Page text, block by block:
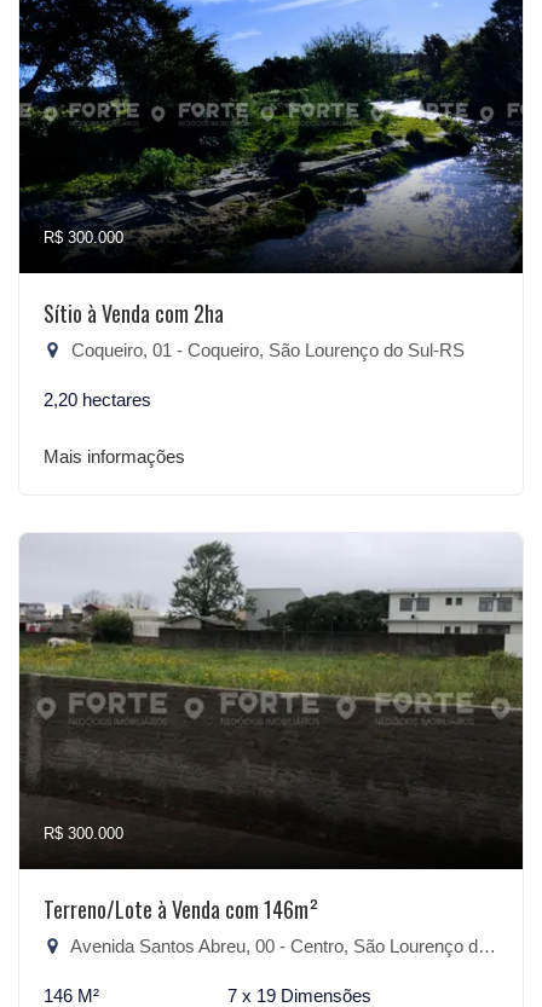
R$ 300.000
Sítio à Venda com 2ha
Coqueiro, 01 - Coqueiro, São Lourenço do Sul-RS
2,20 hectares
Mais informações
R$ 300.000
Terreno/Lote à Venda com 146m²
Avenida Santos Abreu, 00 - Centro, São Lourenço do Sul-RS
146 M² 7 x 19 Dimensões